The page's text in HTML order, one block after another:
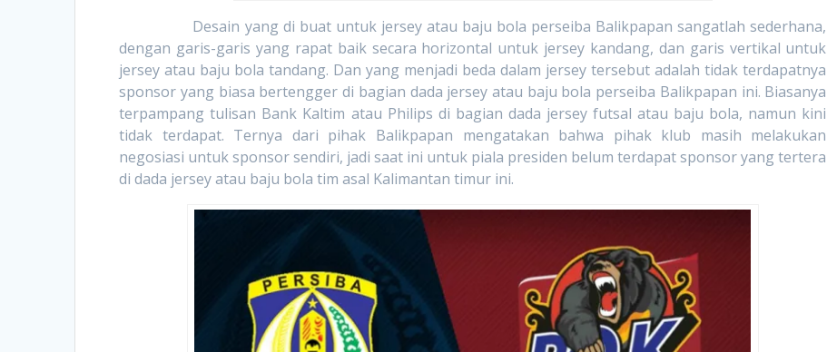
Desain yang di buat untuk jersey atau baju bola perseiba Balikpapan sangatlah sederhana,
dengan garis-garis yang rapat baik secara horizontal untuk jersey kandang, dan garis vertikal untuk
jersey atau baju bola tandang. Dan yang menjadi beda dalam jersey tersebut adalah tidak terdapatnya
sponsor yang biasa bertengger di bagian dada jersey atau baju bola perseiba Balikpapan ini. Biasanya
terpampang tulisan Bank Kaltim atau Philips di bagian dada jersey futsal atau baju bola, namun kini
tidak terdapat. Ternya dari pihak Balikpapan mengatakan bahwa pihak klub masih melakukan
negosiasi untuk sponsor sendiri, jadi saat ini untuk piala presiden belum terdapat sponsor yang tertera
di dada jersey atau baju bola tim asal Kalimantan timur ini.